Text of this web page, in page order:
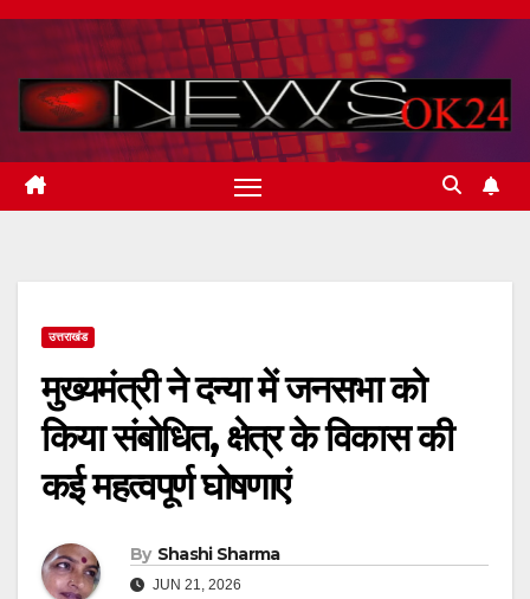
Skip
content
उत्तराखंड
मुख्यमंत्री ने दन्या में जनसभा को
किया संबोधित, क्षेत्र के विकास की
कई महत्वपूर्ण घोषणाएं
By Shashi Sharma
JUN 21, 2026